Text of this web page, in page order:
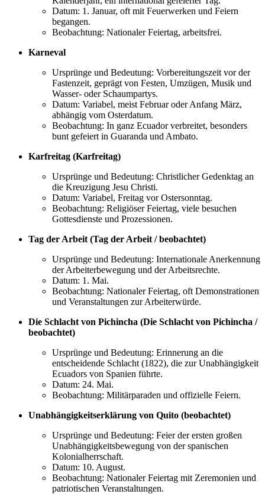
Datum: 1. Januar, oft mit Feuerwerken und Feiern
begangen.
Beobachtung: Nationaler Feiertag, arbeitsfrei.
Karneval
Ursprünge und Bedeutung: Vorbereitungszeit vor der
Fastenzeit, geprägt von Festen, Umzügen, Musik und
Wasser- oder Schaumpartys.
Datum: Variabel, meist Februar oder Anfang März,
abhängig vom Osterdatum.
Beobachtung: In ganz Ecuador verbreitet, besonders
bunt gefeiert in Guaranda und Ambato.
Karfreitag (Karfreitag)
Ursprünge und Bedeutung: Christlicher Gedenktag an
die Kreuzigung Jesu Christi.
Datum: Variabel, Freitag vor Ostersonntag.
Beobachtung: Religiöser Feiertag, viele besuchen
Gottesdienste und Prozessionen.
Tag der Arbeit (Tag der Arbeit / beobachtet)
Ursprünge und Bedeutung: Internationale Anerkennung
der Arbeiterbewegung und der Arbeitsrechte.
Datum: 1. Mai.
Beobachtung: Nationaler Feiertag, oft Demonstrationen
und Veranstaltungen zur Arbeiterwürde.
Die Schlacht von Pichincha (Die Schlacht von Pichincha /
beobachtet)
Ursprünge und Bedeutung: Erinnerung an die
entscheidende Schlacht (1822), die zur Unabhängigkeit
Ecuadors von Spanien führte.
Datum: 24. Mai.
Beobachtung: Militärparaden und offizielle Feiern.
Unabhängigkeitserklärung von Quito (beobachtet)
Ursprünge und Bedeutung: Feier der ersten großen
Unabhängigkeitsbewegung von der spanischen
Kolonialherrschaft.
Datum: 10. August.
Beobachtung: Nationaler Feiertag mit Zeremonien und
patriotischen Veranstaltungen.